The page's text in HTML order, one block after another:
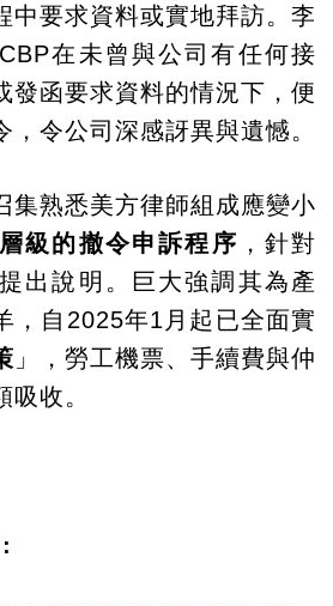
中要求資料或實地拜訪。李
在未曾與公司有任何接
發函要求資料的情況下，便
，令公司深感訝異與遺憾。
集熟悉美方律師組成應變小
級的撤令申訴程序 ，針對
出說明。巨大強調其為產
，自2025年1月起已全面實
」，勞工機票、手續費與仲
收。